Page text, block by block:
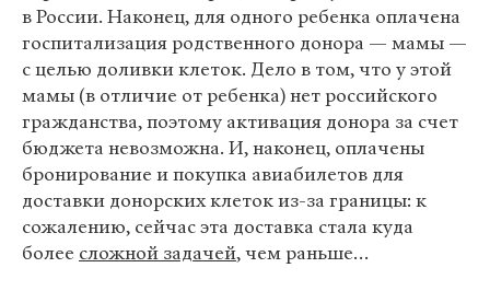
в России. Наконец, для одного ребенка оплачена
госпитализация родственного донора — мамы —
с целью доливки клеток. Дело в том, что у этой
мамы (в отличие от ребенка) нет российского
гражданства, поэтому активация донора за счет
бюджета невозможна. И, наконец, оплачены
бронирование и покупка авиабилетов для
доставки донорских клеток из-за границы: к
сожалению, сейчас эта доставка стала куда
более сложной задачей, чем раньше…